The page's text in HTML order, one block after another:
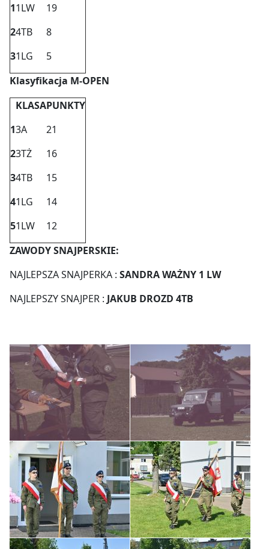
11LW
19
24TB
8
31LG
5
Klasyfikacja M-OPEN
KLASAPUNKTY
13A
21
23TŻ
16
34TB
15
41LG
14
51LW
12
ZAWODY SNAJPERSKIE:
NAJLEPSZA SNAJPERKA : SANDRA WAŻNY 1 LW
NAJLEPSZY SNAJPER : JAKUB DROZD 4TB